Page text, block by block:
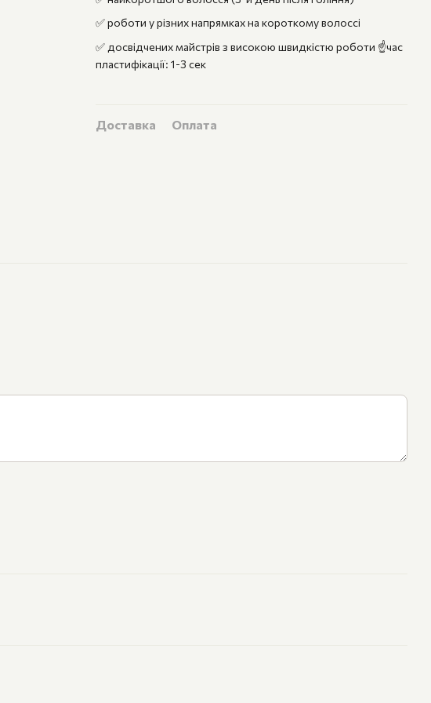
✅ роботи у різних напрямках на короткому волоссі
✅ досвідчених майстрів з високою швидкістю роботи ☝️час
пластифікації: 1-3 сек
Доставка Оплата